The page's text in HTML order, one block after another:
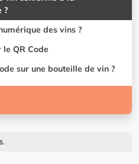
?
des vins ?
QR Code
sur une bouteille de vin ?
.